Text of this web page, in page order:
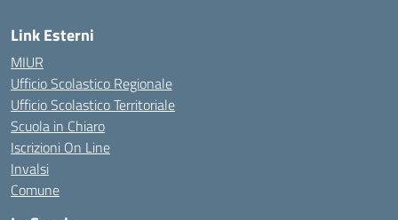
Link Esterni
MIUR
Ufficio Scolastico Regionale
Ufficio Scolastico Territoriale
Scuola in Chiaro
Iscrizioni On Line
Invalsi
Comune